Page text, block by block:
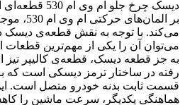
دیسک چرخ جلو
بر
می‌کند. با توجه به نقش قطعه‌ی
می‌توان آن را یکی از مهم‌ترین قطعات ایمنی
به جز قطعه دیسک، قطعه‌ی کالیپر نیز
رفته در ساختار ترمز دیسکی است
قسمت ثابت بدنه خودرو متصل است.
هماهنگی یکدیگر، سرعت ماشین را